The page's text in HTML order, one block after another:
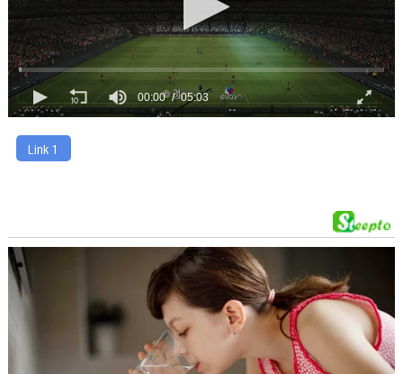
00:00 05:03
Link 1